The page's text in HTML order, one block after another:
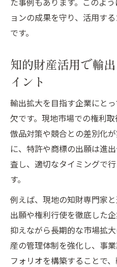
するか
シュンペーター理
知識
イノベーションの
知的財産を活用した
知的財産活用によ
輸出促進に不可欠
い方
イノベーション経
術
ョンの成果を守り、活用す
です。
知的財産活用で輸
イント
輸出拡大を目指す企業にと
欠です。現地市場での権利
倣品対策や競合との差別化
に、特許や商標の出願は進
査し、適切なタイミングで
す。
例えば、現地の知財専門家
出願や権利行使を徹底した
抑えながら長期的な市場拡
産の管理体制を強化し、事
フォリオを構築することで